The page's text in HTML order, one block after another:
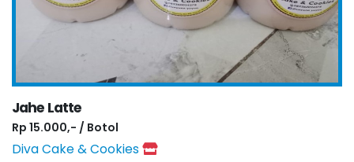
Jahe Latte
Rp 15.000,- / Botol
Diva Cake & Cookies